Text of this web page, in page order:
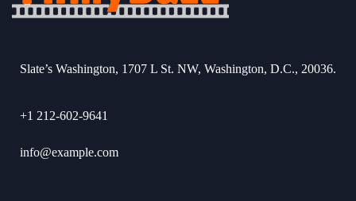
Slate’s Washington, 1707 L St. NW, Washington, D.C., 20036.
+1 212-602-9641
info@example.com